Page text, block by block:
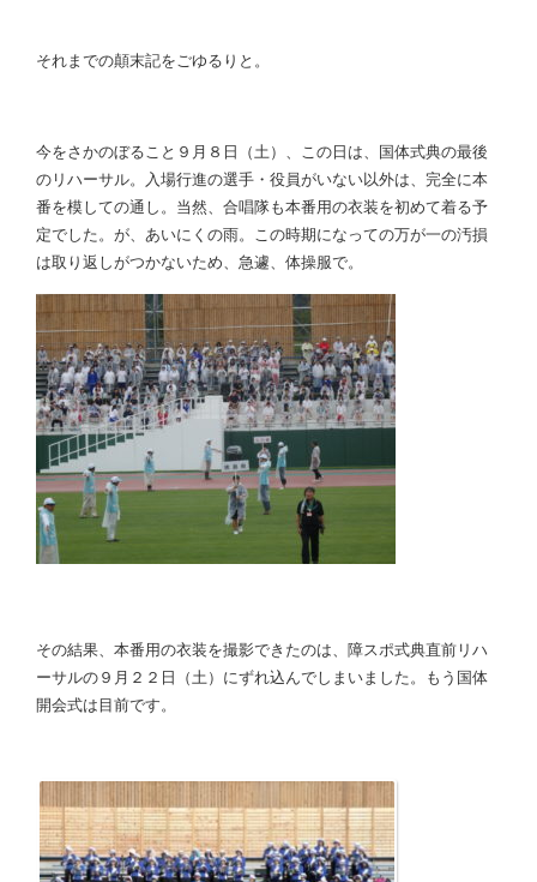
それまでの顛末記をごゆるりと。
今をさかのぼること９月８日（土）、この日は、国体式典の最後
のリハーサル。入場行進の選手・役員がいない以外は、完全に本
番を模しての通し。当然、合唱隊も本番用の衣装を初めて着る予
定でした。が、あいにくの雨。この時期になっての万が一の汚損
は取り返しがつかないため、急遽、体操服で。
その結果、本番用の衣装を撮影できたのは、障スポ式典直前リハ
ーサルの９月２２日（土）にずれ込んでしまいました。もう国体
開会式は目前です。